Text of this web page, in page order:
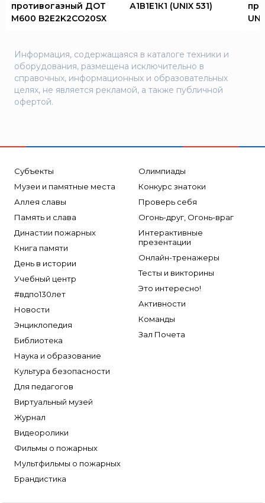
противогазный ДОТ
М600 B2E2K2CO20SX
А1В1Е1К1 (UNIX 531)
Информация, содержащаяся в каталоге техники и
оборудования, размещена исключительно в
справочных, информационных и образовательных
целях, не является рекламой, а также публичной
офертой.
Субъекты
Музеи и памятные места
Аллея славы
Память и слава
Династии пожарных
Книга памяти
День в истории
Учебный центр
#вдпо130лет
Новости
Энциклопедия
Библиотека
Наука и образование
Культура безопасности
Для педагогов
Виртуальный музей
Журнал
Видеоролики
Фильмы о пожарных
Мультфильмы о пожарных
Брандистика
Олимпиады
Конкурс знатоки
Проверь себя
Огонь-друг, Огонь-враг
Интерактивные
презентации
Онлайн-тренажеры
Тесты и викторины
Это интересно!
Активности
Команды
Зал Почета